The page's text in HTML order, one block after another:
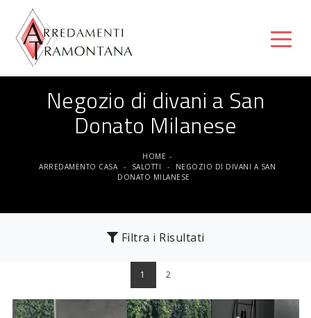
Negozio di divani a San
Donato Milanese
HOME -
ARREDAMENTO CASA
- SALOTTI -
NEGOZIO DI DIVANI A SAN
DONATO MILANESE
Filtra i Risultati
1 2